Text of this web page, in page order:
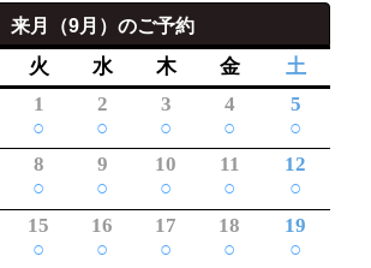
来月（9月）のご予約
火 水 木 金
土
1
○
2
○
3
○
4
○
5
○
8
○
9
○
10
○
11
○
12
○
15
○
16
○
17
○
18
○
19
○